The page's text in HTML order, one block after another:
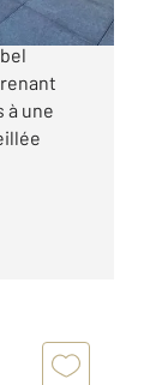
de la
à une